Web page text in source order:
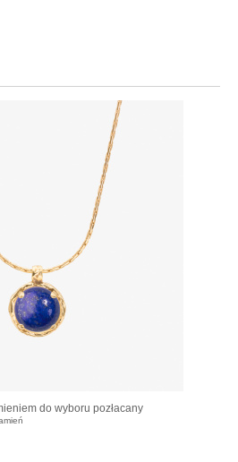
do wyboru pozłacany